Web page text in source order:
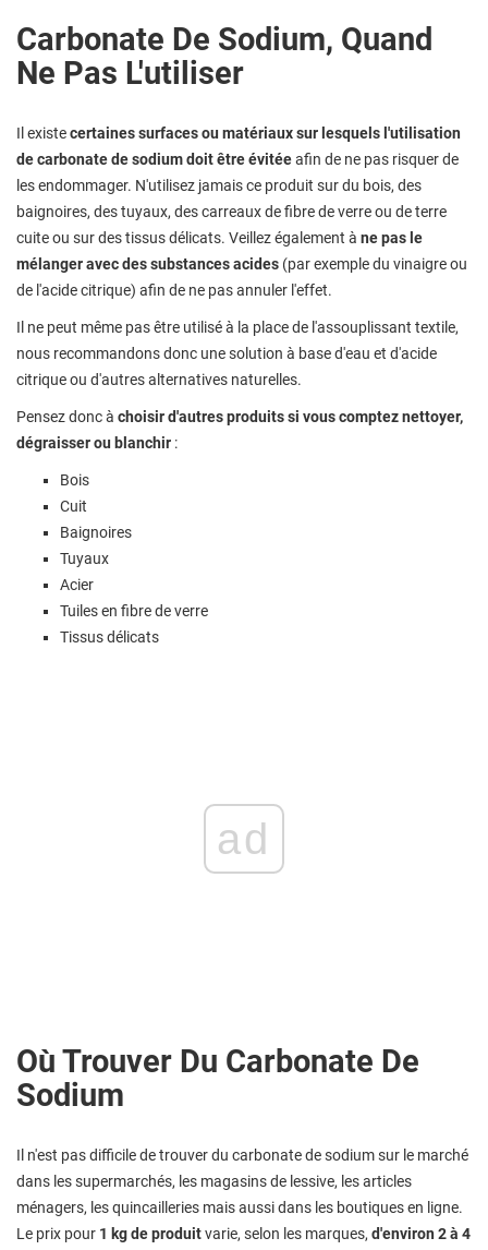
Carbonate De Sodium, Quand
Ne Pas L'utiliser
Il existecertaines surfaces ou matériaux sur lesquels l'utilisation
de carbonate de sodium doit être évitéeafin de ne pas risquer de
les endommager. N'utilisez jamais ce produit sur du bois, des
baignoires, des tuyaux, des carreaux de fibre de verre ou de terre
cuite ou sur des tissus délicats. Veillez également à ne pas le
mélanger avec des substances acides (par exemple du vinaigre ou
de l'acide citrique) afin de ne pas annuler l'effet.
Il ne peut même pas être utilisé à la place de l'assouplissant textile,
nous recommandons donc une solution à base d'eau et d'acide
citrique ou d'autres alternatives naturelles.
Pensez donc à choisir d'autres produits si vous comptez nettoyer,
dégraisser ou blanchir :
Bois
Cuit
Baignoires
Tuyaux
Acier
Tuiles en fibre de verre
Tissus délicats
ad
Où Trouver Du Carbonate De
Sodium
Il n'est pas difficile de trouver du carbonate de sodium sur le marché
dans les supermarchés, les magasins de lessive, les articles
ménagers, les quincailleries mais aussi dans les boutiques en ligne.
Le prix pour 1 kg de produitvarie, selon les marques, d'environ 2 à 4